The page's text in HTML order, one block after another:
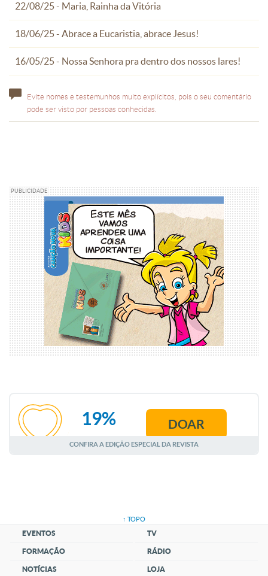
22/08/25 - Maria, Rainha da Vitória
18/06/25 - Abrace a Eucaristia, abrace Jesus!
16/05/25 - Nossa Senhora pra dentro dos nossos lares!
Evite nomes e testemunhos muito explícitos, pois o seu comentário
pode ser visto por pessoas conhecidas.
PUBLICIDADE
AGOSTO
19% DOAR
CONFIRA A EDIÇÃO ESPECIAL DA REVISTA
↑ TOPO
EVENTOS
FORMAÇÃO
NOTÍCIAS
TV
RÁDIO
LOJA